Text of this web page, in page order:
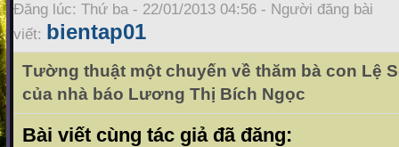
Đăng lúc: Thứ ba - 22/01/2013 04:56 - Người đăng bài
viết: bientap01
Tường thuật một chuyến về thăm bà con Lệ
của nhà báo Lương Thị Bích Ngọc
Bài viết cùng tác giả đã đăng: